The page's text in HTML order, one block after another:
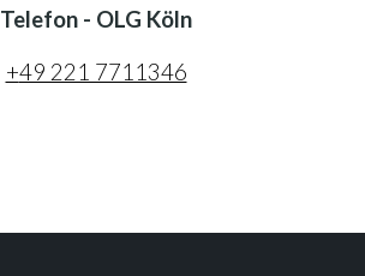
Telefon - OLG Köln
+49 221 7711346